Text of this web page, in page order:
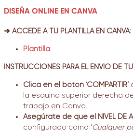
DISEÑA ONLINE EN CANVA
➜ ACCEDE A TU PLANTILLA EN CANVA:
Plantilla
INSTRUCCIONES PARA EL ENVÍO DE
Clica en el botón ‘COMPARTIR’
la esquina superior derecha
trabajo en Canva.
Asegúrate de que el NIVEL DE
configurado como ‘Cualquier